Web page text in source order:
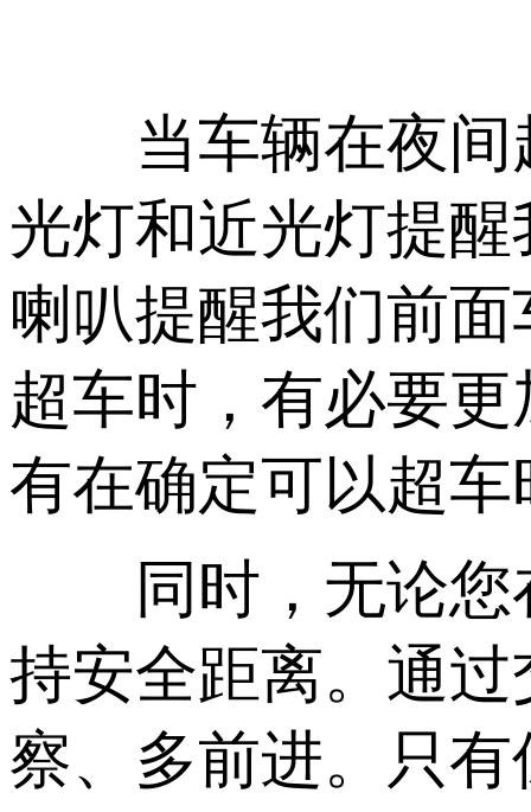
当车辆在夜间
光灯和近光灯提
喇叭提醒我们前
超车时，有必要
有在确定可以超
同时，无论您
持安全距离。通
察、多前进。只